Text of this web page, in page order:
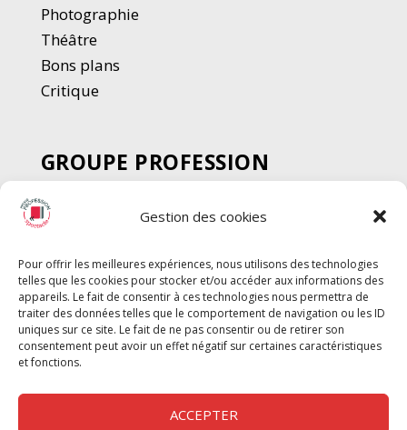
Gestion des cookies
Pour offrir les meilleures expériences, nous utilisons des technologies
telles que les cookies pour stocker et/ou accéder aux informations des
appareils. Le fait de consentir à ces technologies nous permettra de
traiter des données telles que le comportement de navigation ou les ID
uniques sur ce site. Le fait de ne pas consentir ou de retirer son
consentement peut avoir un effet négatif sur certaines caractéristiques
et fonctions.
ACCEPTER
Photographie
Théâtre
Bons plans
Critique
GROUPE PROFESSION
SPECTACLE
Chèque Intermittents
Chèque Compta
Chèque Emploi Spectacle
G-Pods
Profession Audio-visuel